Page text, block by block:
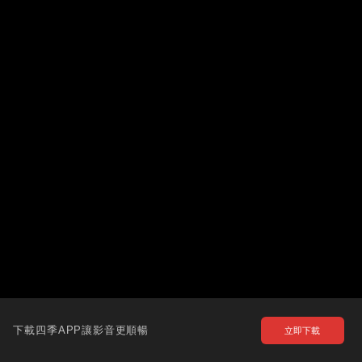
下載四季APP讓影音更順暢 立即下載